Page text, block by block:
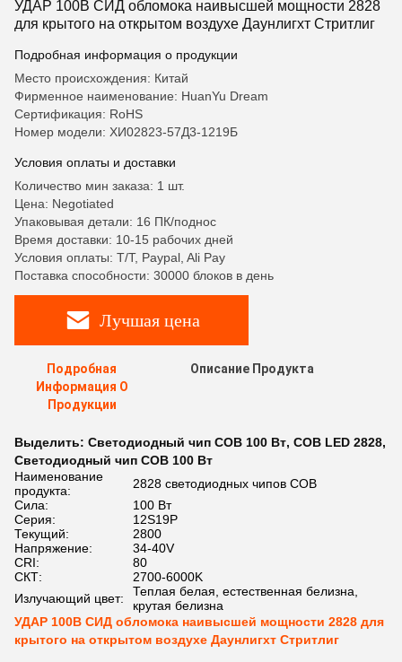
УДАР 100В СИД обломока наивысшей мощности 2828
для крытого на открытом воздухе Даунлигхт Стритлиг
Подробная информация о продукции
Место происхождения: Китай
Фирменное наименование: HuanYu Dream
Сертификация: RoHS
Номер модели: ХИ02823-57Д3-1219Б
Условия оплаты и доставки
Количество мин заказа: 1 шт.
Цена: Negotiated
Упаковывая детали: 16 ПК/поднос
Время доставки: 10-15 рабочих дней
Условия оплаты: T/T, Paypal, Ali Pay
Поставка способности: 30000 блоков в день
Лучшая цена
Подробная
Информация О
Продукции
Описание Продукта
Выделить: Светодиодный чип COB 100 Вт, COB LED 2828,
Светодиодный чип COB 100 Вт
Наименование
продукта:
2828 светодиодных чипов COB
Сила:
100 Вт
Серия:
12S19P
Текущий:
2800
Напряжение:
34-40V
CRI:
80
СКТ:
2700-6000K
Излучающий цвет:
Теплая белая, естественная белизна,
крутая белизна
УДАР 100В СИД обломока наивысшей мощности 2828 для
крытого на открытом воздухе Даунлигхт Стритлиг